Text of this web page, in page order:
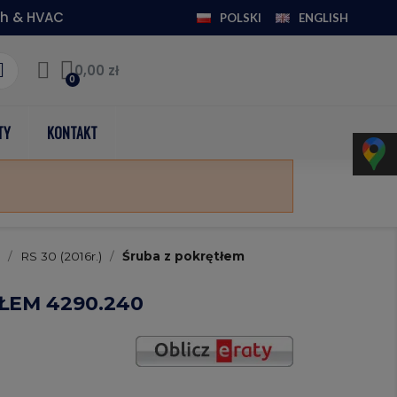
& HVAC POLSKI ENGLISH
0,00 zł
KONTAKT
RS 30 (2016r.)
Śruba z pokrętłem
4290.240